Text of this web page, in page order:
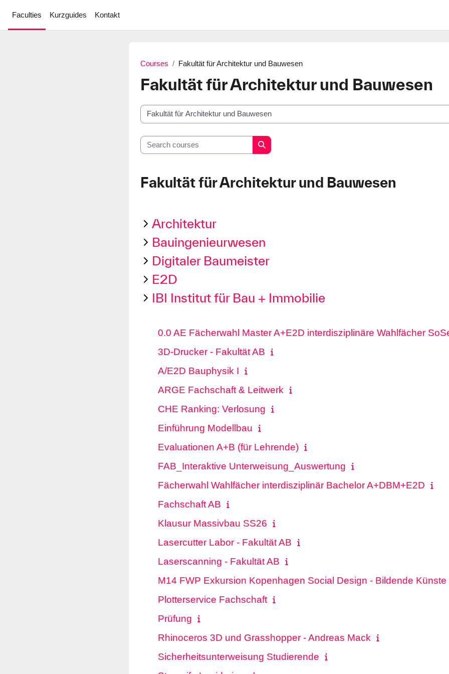
Faculties
Kurzguides Kontakt
Courses
Fakultät für Architektur und Bauwesen
Fakultät für Architektur und Bauwesen
Course categories
Search courses
Search courses
Fakultät für Architektur und Bauwesen
Architektur
Bauingenieurwesen
Digitaler Baumeister
E2D
IBI Institut für Bau + Immobilie
0.0 AE Fächerwahl Master A+E2D interdisziplinäre Wahlfächer
3D-Drucker - Fakultät AB
A/E2D Bauphysik I
ARGE Fachschaft & Leitwerk
CHE Ranking: Verlosung
Einführung Modellbau
Evaluationen A+B (für Lehrende)
FAB_Interaktive Unterweisung_Auswertung
Fächerwahl Wahlfächer interdisziplinär Bachelor A+DBM+E2D
Fachschaft AB
Klausur Massivbau SS26
Lasercutter Labor - Fakultät AB
Laserscanning - Fakultät AB
M14 FWP Exkursion Kopenhagen Social Design - Bildende Künste
Plotterservice Fachschaft
Prüfung
Rhinoceros 3D und Grasshopper - Andreas Mack
Sicherheitsunterweisung Studierende